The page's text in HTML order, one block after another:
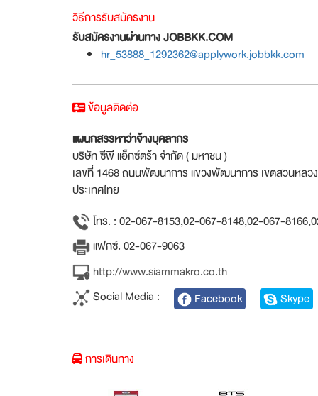
วิธีการรับสมัครงาน
รับสมัครงานผ่านทาง JOBBKK.COM
hr_53888_1292362@applywork.jobbkk.com
ข้อมูลติดต่อ
แผนกสรรหาว่าจ้างบุคลากร
บริษัท ซีพี แอ็กซ์ตร้า จำกัด ( มหาชน )
เลขที่ 1468 ถนนพัฒนาการ แขวงพัฒนาการ เขตสวนหลว
ประเทศไทย
โทร. : 02-067-8153,02-067-8148,02-067-
แฟกซ์. 02-067-9063
http://www.siammakro.co.th
Social Media :
Facebook Skype
การเดินทาง